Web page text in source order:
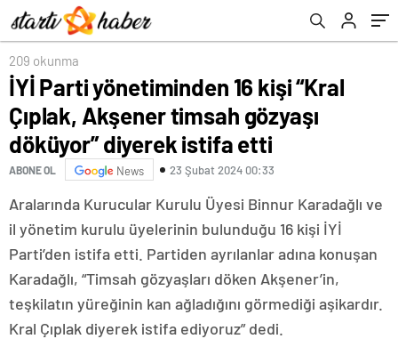
istifa etti
209 okunma
İYİ Parti yönetiminden 16 kişi “Kral
Çıplak, Akşener timsah gözyaşı
döküyor” diyerek istifa etti
ABONE OL News 23 Şubat 2024 00:33
Aralarında Kurucular Kurulu Üyesi Binnur Karadağlı ve
il yönetim kurulu üyelerinin bulunduğu 16 kişi İYİ
Parti’den istifa etti. Partiden ayrılanlar adına konuşan
Karadağlı, “Timsah gözyaşları döken Akşener’in,
teşkilatın yüreğinin kan ağladığını görmediği aşikardır.
Kral Çıplak diyerek istifa ediyoruz” dedi.